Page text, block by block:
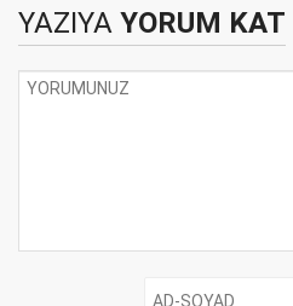
YAZIYA YORUM KAT